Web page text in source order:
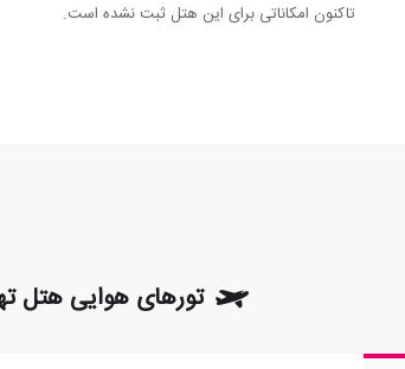
تاکنون امکاناتی برای این هتل ثبت نشده است.
تورهای هوایی هتل